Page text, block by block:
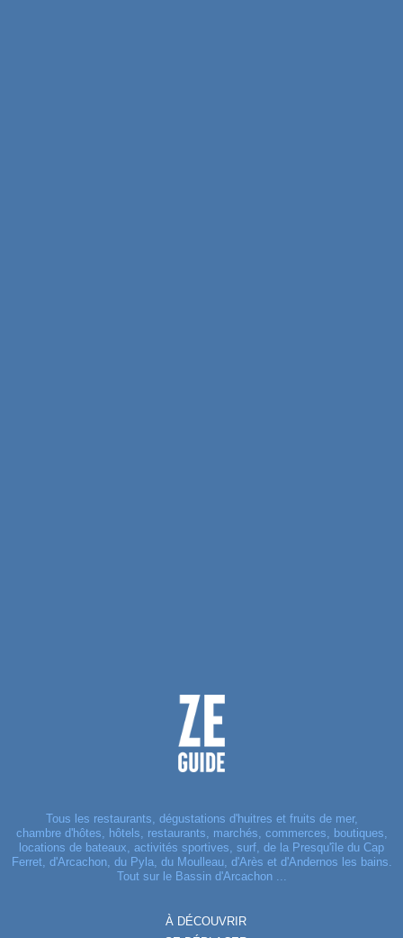
Tous les restaurants, dégustations d'huitres et fruits de mer,
chambre d'hôtes, hôtels, restaurants, marchés, commerces, boutiques,
locations de bateaux, activités sportives, surf, de la Presqu'île du Cap
Ferret, d'Arcachon, du Pyla, du Moulleau, d'Arès et d'Andernos les bains.
Tout sur le Bassin d'Arcachon ...
À DÉCOUVRIR